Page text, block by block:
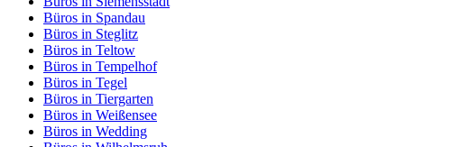
Büros in Spandau
Büros in Steglitz
Büros in Teltow
Büros in Tempelhof
Büros in Tegel
Büros in Tiergarten
Büros in Weißensee
Büros in Wedding